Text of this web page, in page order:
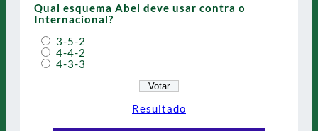
Qual esquema Abel deve usar contra o
Internacional?
3-5-2
4-4-2
4-3-3
Resultado